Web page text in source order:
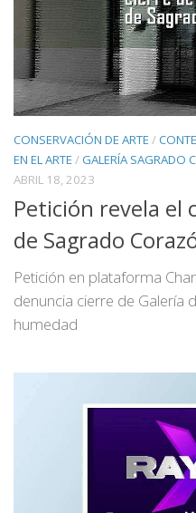
CONSERVACIÓN DE ARTE /
EN EL ARTE / GALERÍA SAGRADO
ABRIL 18, 2023
Petición revela el
de Sagrado
Petición en plataforma
denuncia cierre de Galería
humedad